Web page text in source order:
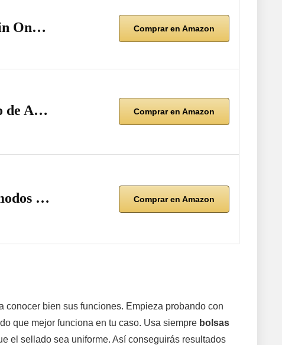
in On… Comprar en Amazon
de A… Comprar en Amazon
… Comprar en Amazon
conocer bien sus funciones. Empieza probando con
que mejor funciona en tu caso. Usa siempre bolsas
el sellado sea uniforme. Así conseguirás resultados